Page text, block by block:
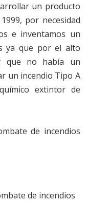
un producto
por necesidad
e inventamos un
ya que por el alto
que no había un
un incendio Tipo A
extintor de
de incendios
de incendios